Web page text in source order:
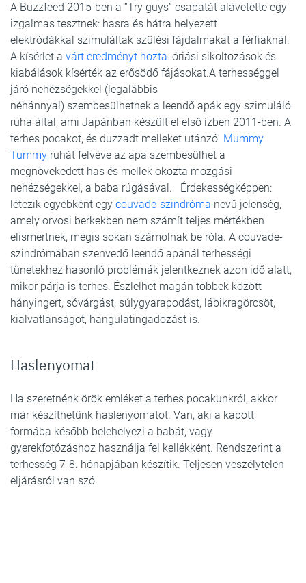
A Buzzfeed 2015-ben a “Try guys” csapatát alávetette egy
izgalmas tesztnek: hasra és hátra helyezett
elektródákkal szimuláltak szülési fájdalmakat a férfiaknál.
A kísérlet a várt eredményt hozta: óriási sikoltozások és
kiabálások kísérték az erősödő fájásokat.A terhességgel
járó nehézségekkel (legalábbis
néhánnyal) szembesülhetnek a leendő apák egy szimuláló
ruha által, ami Japánban készült el első ízben 2011-ben. A
terhes pocakot, és duzzadt melleket utánzó Mummy
Tummy ruhát felvéve az apa szembesülhet a
megnövekedett has és mellek okozta mozgási
nehézségekkel, a baba rúgásával. Érdekességképpen:
létezik egyébként egy couvade-szindróma nevű jelenség,
amely orvosi berkekben nem számít teljes mértékben
elismertnek, mégis sokan számolnak be róla. A couvade-
szindrómában szenvedő leendő apánál terhességi
tünetekhez hasonló problémák jelentkeznek azon idő alatt,
mikor párja is terhes. Észlelhet magán többek között
hányingert, sóvárgást, súlygyarapodást, lábikragörcsöt,
kialvatlanságot, hangulatingadozást is.
Haslenyomat
Ha szeretnénk örök emléket a terhes pocakunkról, akkor
már készíthetünk haslenyomatot. Van, aki a kapott
formába később belehelyezi a babát, vagy
gyerekfotózáshoz használja fel kellékként. Rendszerint a
terhesség 7-8. hónapjában készítik. Teljesen veszélytelen
eljárásról van szó.